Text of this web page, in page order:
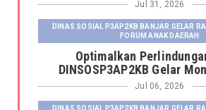
Jul 31, 2026
DINAS SOSIAL P3AP2KB BANJAR GELAR
FORUM ANAK DAERAH
Optimalkan
DINSOSP3AP2KB Gelar
Jul 06, 2026
DINAS SOSIAL P3AP2KB BANJAR GELAR